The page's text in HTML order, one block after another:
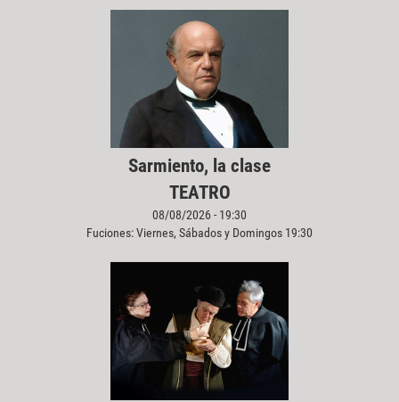
Sarmiento, la clase
TEATRO
08/08/2026 - 19:30
Fuciones: Viernes, Sábados y Domingos 19:30